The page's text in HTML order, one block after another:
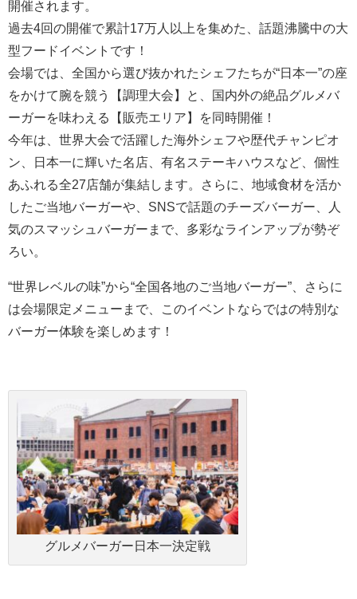
開催されます。
過去4回の開催で累計17万人以上を集めた、話題沸騰中の大
型フードイベントです！
会場では、全国から選び抜かれたシェフたちが“日本一”の座
をかけて腕を競う【調理大会】と、国内外の絶品グルメバ
ーガーを味わえる【販売エリア】を同時開催！
今年は、世界大会で活躍した海外シェフや歴代チャンピオ
ン、日本一に輝いた名店、有名ステーキハウスなど、個性
あふれる全27店舗が集結します。さらに、地域食材を活か
したご当地バーガーや、SNSで話題のチーズバーガー、人
気のスマッシュバーガーまで、多彩なラインアップが勢ぞ
ろい。
“世界レベルの味”から“全国各地のご当地バーガー”、さらに
は会場限定メニューまで、このイベントならではの特別な
バーガー体験を楽しめます！
グルメバーガー日本一決定戦